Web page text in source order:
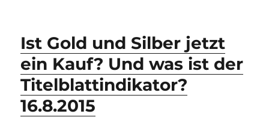
Ist Gold und Silber jetzt
ein Kauf? Und was ist der
Titelblattindikator?
16.8.2015